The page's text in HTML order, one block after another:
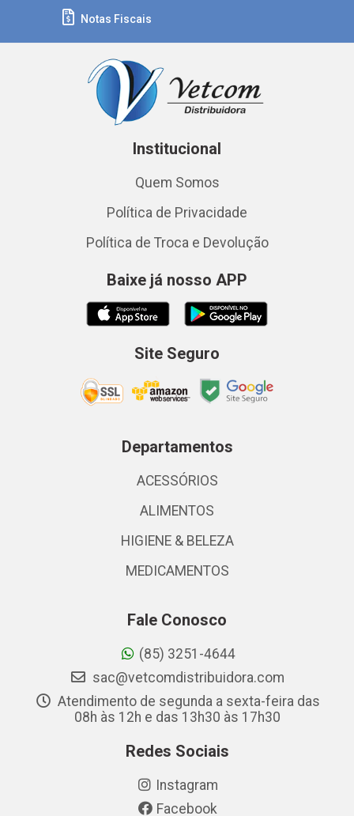
Notas Fiscais
Institucional
Quem Somos
Política de Privacidade
Política de Troca e Devolução
Baixe já nosso APP
Site Seguro
Departamentos
ACESSÓRIOS
ALIMENTOS
HIGIENE & BELEZA
MEDICAMENTOS
Fale Conosco
(85) 3251-4644
sac@vetcomdistribuidora.com
Atendimento de segunda a sexta-feira das
08h às 12h e das 13h30 às 17h30
Redes Sociais
Instagram
Facebook